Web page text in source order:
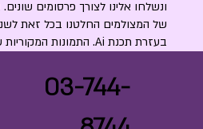
ונשלחו אלינו לצורך פרסומים
של המצולמים החלטנו בכל זאת
בעזרת תכנת Ai. התמונות המקוריות שמורות במערכת ;)
03-744-